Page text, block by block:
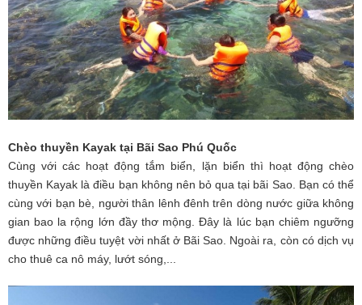
Chèo thuyền Kayak tại Bãi Sao Phú Quốc
Cùng với các hoạt động tắm biển, lặn biển thì hoạt động chèo
thuyền Kayak là điều bạn không nên bỏ qua tại bãi Sao. Bạn có thể
cùng với bạn bè, người thân lênh đênh trên dòng nước giữa không
gian bao la rộng lớn đầy thơ mộng. Đây là lúc bạn chiêm ngưỡng
được những điều tuyệt vời nhất ở Bãi Sao. Ngoài ra, còn có dịch vụ
cho thuê ca nô máy, lướt sóng,...